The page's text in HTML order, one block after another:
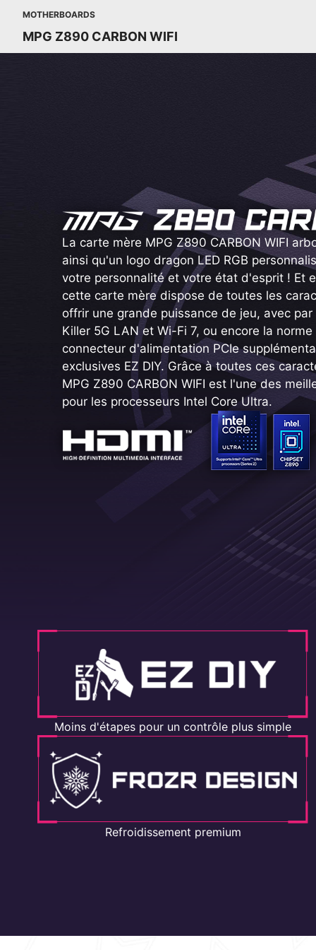
MOTHERBOARDS
MPG Z890 CARBON WIFI
La carte mère MPG Z890 CARBON WIFI
ainsi qu'un logo dragon LED RGB
votre personnalité et votre état d'esprit ! Et
cette carte mère dispose de toutes les
offrir une grande puissance de jeu, avec
Killer 5G LAN et Wi-Fi 7, ou encore la
connecteur d'alimentation PCIe
exclusives EZ DIY. Grâce à toutes ces
MPG Z890 CARBON WIFI est l'une des
pour les processeurs Intel Core Ultra.
Moins d'étapes pour un contrôle plus simple
Refroidissement premium